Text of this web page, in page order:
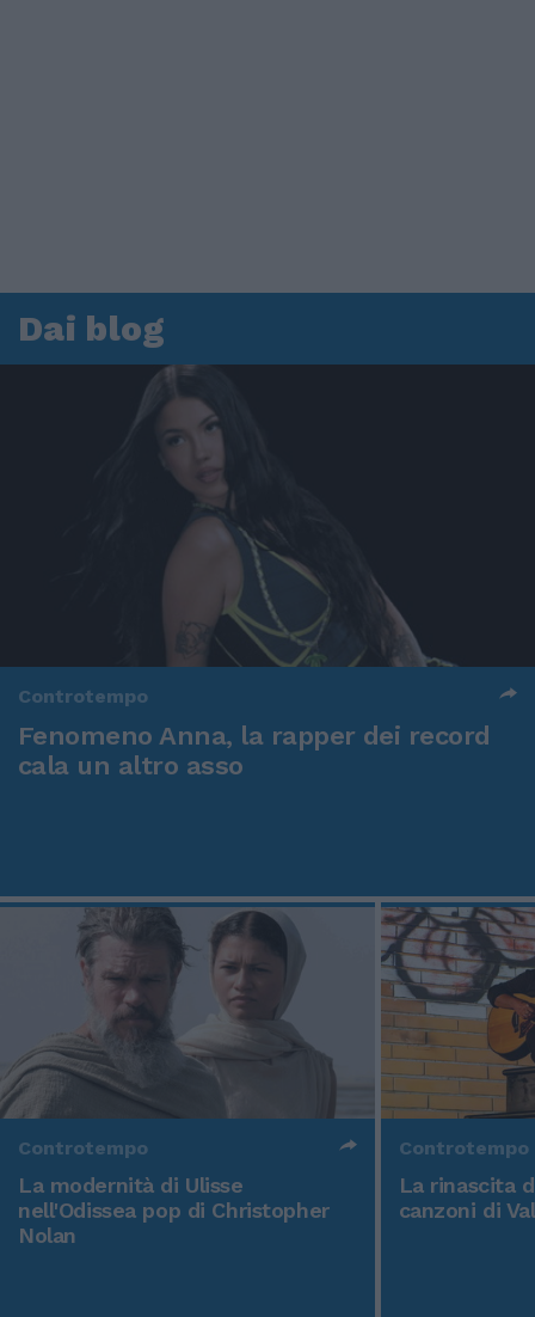
Dai blog
Controtempo
Fenomeno Anna, la rapper dei record
cala un altro asso
Controtempo
La modernità di Ulisse
nell'Odissea pop di Christopher
Nolan
Controtempo
La rinascita
canzoni di